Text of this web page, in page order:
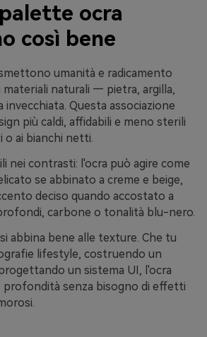
ocra
così bene
umanità e radicamento
materiali naturali — pietra, argilla,
invecchiata. Questa associazione
più caldi, affidabili e meno sterili
o ai bianchi netti.
nei contrasti: l'ocra può agire come
se abbinato a creme e beige,
deciso quando accostato a
carbone o tonalità blu-nero.
abbina bene alle texture. Che tu
lifestyle, costruendo un
un sistema UI, l'ocra
profondità senza bisogno di effetti